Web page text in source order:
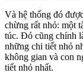
Và hệ thống đó
chừng rất nhỏ: một
túc. Đó cũng chính
những chi tiết nhỏ
không gian và con
tiết nhỏ nhất.